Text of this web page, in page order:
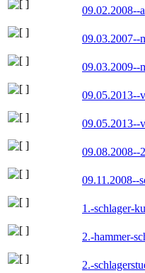
09.02.2008--
09.03.2007--
09.03.2009--
09.05.2013--
09.05.2013--
09.08.2008--
09.11.2008--
1.-schlager-
2.-hammer-
2.-